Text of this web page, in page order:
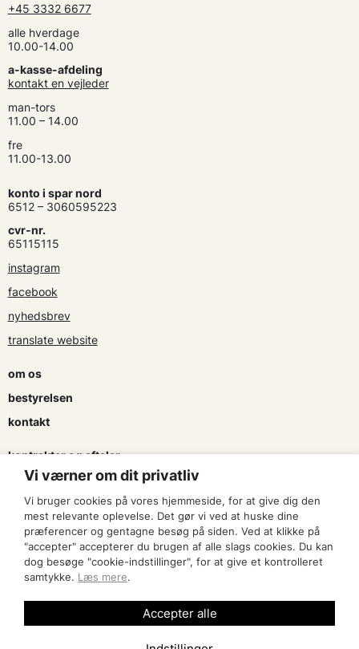
+45 3332 6677
alle hverdage
10.00-14.00
a-kasse-afdeling
kontakt en vejleder
man-tors
11.00 – 14.00
fre
11.00-13.00
konto i spar nord
6512 – 3060595223
cvr-nr.
65115115
instagram
facebook
nyhedsbrev
translate website
om os
bestyrelsen
kontakt
kontrakter og aftaler
søg tilskud
presse & logo
bliv medlem
Vi værner om dit privatliv
Vi bruger cookies på vores hjemmeside, for at give dig den
mest relevante oplevelse. Det gør vi ved at huske dine
præferencer og gentagne besøg på siden. Ved at klikke på
"accepter" accepterer du brugen af alle slags cookies. Du kan
dog besøge "cookie-indstillinger", for at give et kontrolleret
samtykke. Læs mere.
Accepter alle